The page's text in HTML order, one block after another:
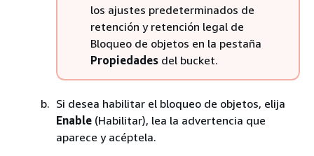
los ajustes predeterminados de
retención y retención legal de
Bloqueo de objetos en la pestaña
Propiedades del bucket.
Si desea habilitar el bloqueo de objetos, elija
Enable (Habilitar), lea la advertencia que
aparece y acéptela.